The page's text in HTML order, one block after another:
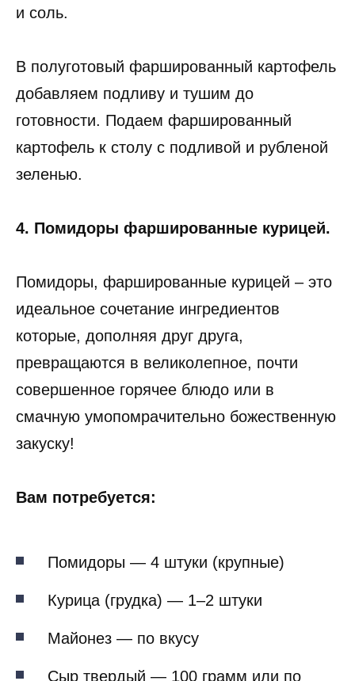
и соль.
В полуготовый фаршированный картофель
добавляем подливу и тушим до
готовности. Подаем фаршированный
картофель к столу с подливой и рубленой
зеленью.
4. Помидоры фаршированные курицей.
Помидоры, фаршированные курицей – это
идеальное сочетание ингредиентов
которые, дополняя друг друга,
превращаются в великолепное, почти
совершенное горячее блюдо или в
смачную умопомрачительно божественную
закуску!
Вам потребуется:
Помидоры — 4 штуки (крупные)
Курица (грудка) — 1–2 штуки
Майонез — по вкусу
Сыр твердый — 100 грамм или по